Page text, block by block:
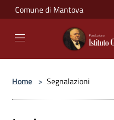
Salta al contenuto principale
Comune di Mantova
Home > Segnalazioni